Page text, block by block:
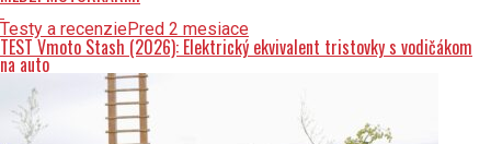
Testy a recenziePred 2 mesiace
TEST Vmoto Stash (2026): Elektrický ekvivalent tristovky s vodičákom
na auto